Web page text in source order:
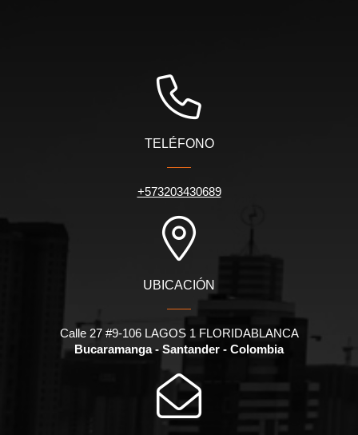
TELÉFONO
+573203430689
UBICACIÓN
Calle 27 #9-106 LAGOS 1 FLORIDABLANCA
Bucaramanga - Santander - Colombia